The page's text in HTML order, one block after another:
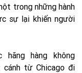
trong những hành
sự lại khiến người
hãng hàng không
cánh từ Chicago đi